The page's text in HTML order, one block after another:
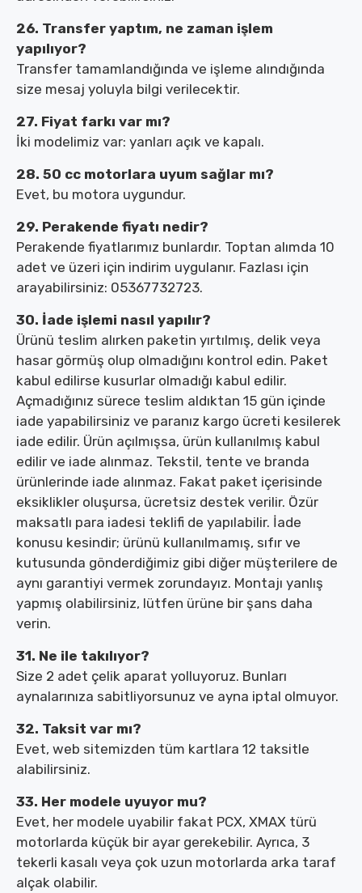
26. Transfer yaptım, ne zaman işlem
yapılıyor?
Transfer tamamlandığında ve işleme alındığında
size mesaj yoluyla bilgi verilecektir.
27. Fiyat farkı var mı?
İki modelimiz var: yanları açık ve kapalı.
28. 50 cc motorlara uyum sağlar mı?
Evet, bu motora uygundur.
29. Perakende fiyatı nedir?
Perakende fiyatlarımız bunlardır. Toptan alımda 10
adet ve üzeri için indirim uygulanır. Fazlası için
arayabilirsiniz: 05367732723.
30. İade işlemi nasıl yapılır?
Ürünü teslim alırken paketin yırtılmış, delik veya
hasar görmüş olup olmadığını kontrol edin. Paket
kabul edilirse kusurlar olmadığı kabul edilir.
Açmadığınız sürece teslim aldıktan 15 gün içinde
iade yapabilirsiniz ve paranız kargo ücreti kesilerek
iade edilir. Ürün açılmışsa, ürün kullanılmış kabul
edilir ve iade alınmaz. Tekstil, tente ve branda
ürünlerinde iade alınmaz. Fakat paket içerisinde
eksiklikler oluşursa, ücretsiz destek verilir. Özür
maksatlı para iadesi teklifi de yapılabilir. İade
konusu kesindir; ürünü kullanılmamış, sıfır ve
kutusunda gönderdiğimiz gibi diğer müşterilere de
aynı garantiyi vermek zorundayız. Montajı yanlış
yapmış olabilirsiniz, lütfen ürüne bir şans daha
verin.
31. Ne ile takılıyor?
Size 2 adet çelik aparat yolluyoruz. Bunları
aynalarınıza sabitliyorsunuz ve ayna iptal olmuyor.
32. Taksit var mı?
Evet, web sitemizden tüm kartlara 12 taksitle
alabilirsiniz.
33. Her modele uyuyor mu?
Evet, her modele uyabilir fakat PCX, XMAX türü
motorlarda küçük bir ayar gerekebilir. Ayrıca, 3
tekerli kasalı veya çok uzun motorlarda arka taraf
alçak olabilir.